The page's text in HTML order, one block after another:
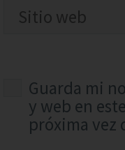
Guarda mi
y web en
próxima vez